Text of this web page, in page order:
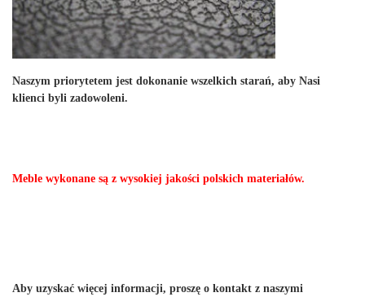
Naszym priorytetem jest dokonanie wszelkich starań, aby Nasi
klienci byli zadowoleni.
Meble wykonane są z wysokiej jakości polskich materiałów.
Aby uzyskać więcej informacji, proszę o kontakt z naszymi